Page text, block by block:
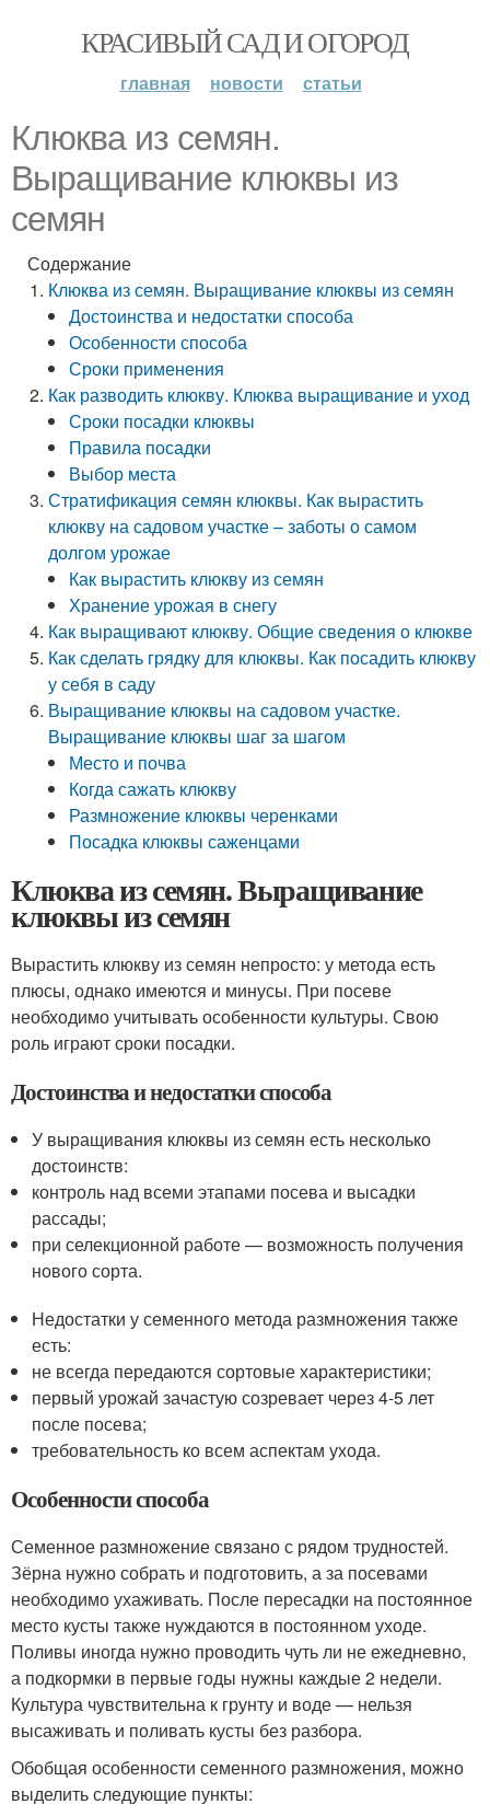
КРАСИВЫЙ САД И ОГОРОД
главная новости статьи
Клюква из семян.
Выращивание клюквы из
семян
Содержание
Клюква из семян. Выращивание клюквы из семян
Достоинства и недостатки способа
Особенности способа
Сроки применения
Как разводить клюкву. Клюква выращивание и уход
Сроки посадки клюквы
Правила посадки
Выбор места
Стратификация семян клюквы. Как вырастить
клюкву на садовом участке – заботы о самом
долгом урожае
Как вырастить клюкву из семян
Хранение урожая в снегу
Как выращивают клюкву. Общие сведения о клюкве
Как сделать грядку для клюквы. Как посадить клюкву
у себя в саду
Выращивание клюквы на садовом участке.
Выращивание клюквы шаг за шагом
Место и почва
Когда сажать клюкву
Размножение клюквы черенками
Посадка клюквы саженцами
Клюква из семян. Выращивание
клюквы из семян
Вырастить клюкву из семян непросто: у метода есть
плюсы, однако имеются и минусы. При посеве
необходимо учитывать особенности культуры. Свою
роль играют сроки посадки.
Достоинства и недостатки способа
У выращивания клюквы из семян есть несколько
достоинств:
контроль над всеми этапами посева и высадки
рассады;
при селекционной работе — возможность получения
нового сорта.
Недостатки у семенного метода размножения также
есть:
не всегда передаются сортовые характеристики;
первый урожай зачастую созревает через 4-5 лет
после посева;
требовательность ко всем аспектам ухода.
Особенности способа
Семенное размножение связано с рядом трудностей.
Зёрна нужно собрать и подготовить, а за посевами
необходимо ухаживать. После пересадки на постоянное
место кусты также нуждаются в постоянном уходе.
Поливы иногда нужно проводить чуть ли не ежедневно,
а подкормки в первые годы нужны каждые 2 недели.
Культура чувствительна к грунту и воде — нельзя
высаживать и поливать кусты без разбора.
Обобщая особенности семенного размножения, можно
выделить следующие пункты: